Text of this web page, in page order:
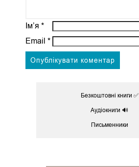
Ім’я *
Email *
Безкоштовні книги ✅
Аудіокниги 🔊
Письменники